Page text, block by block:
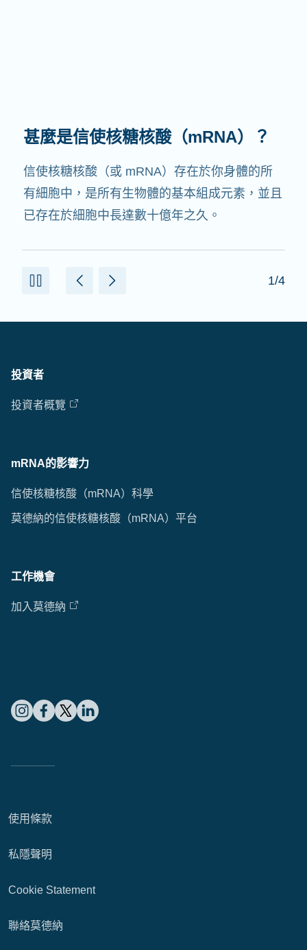
甚麼是信使核糖核酸（mRNA）？
信使核糖核酸（或 mRNA）存在於你身體的所
有細胞中，是所有生物體的基本組成元素，並且
已存在於細胞中長達數十億年之久。
1/4
投資者
投資者概覽
mRNA的影響力
信使核糖核酸（mRNA）科學
莫德納的信使核糖核酸（mRNA）平台
工作機會
加入莫德納
使用條款
私隱聲明
Cookie Statement
聯絡莫德納